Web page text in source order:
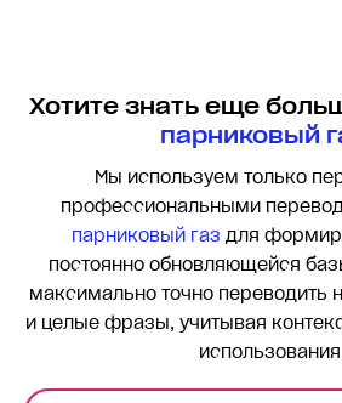
Хотите знать еще
парниковый
Мы используем только
профессиональными
парниковый газ для
постоянно обновляющейся
максимально точно переводить
и целые фразы, учитывая